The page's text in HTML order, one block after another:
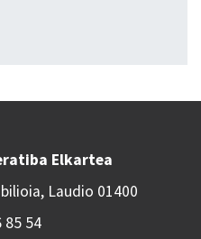
Elkartea
Laudio 01400
85 54